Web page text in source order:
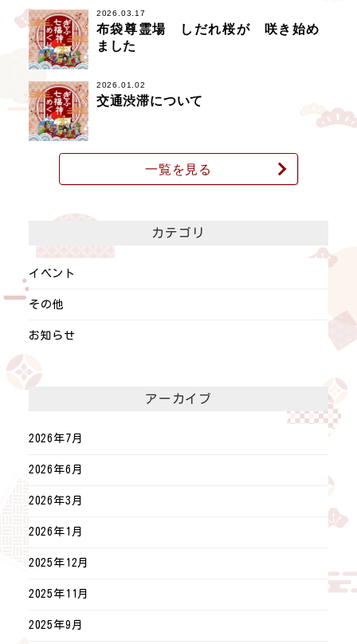
2026.03.17
布袋尊霊場 しだれ桜が 咲き始め
ました
2026.01.02
交通渋滞について
一覧を見る
カテゴリ
イベント
その他
お知らせ
アーカイブ
2026年7月
2026年6月
2026年3月
2026年1月
2025年12月
2025年11月
2025年9月